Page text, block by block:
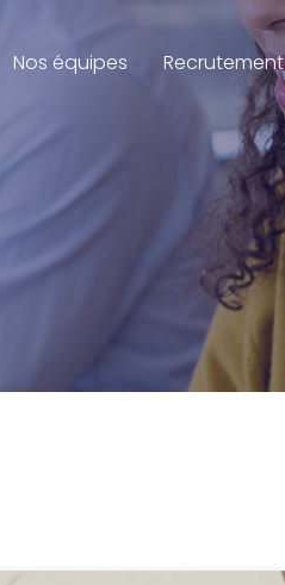
Nos équipes Recrutement